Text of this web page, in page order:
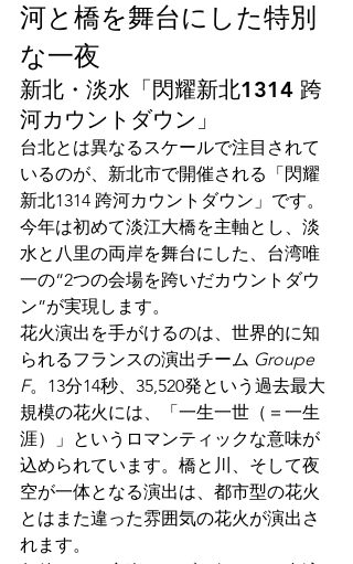
河と橋を舞台にした特別
な一夜
新北・淡水「閃耀新北1314 跨
河カウントダウン」
台北とは異なるスケールで注目されて
いるのが、新北市で開催される「閃耀
新北1314 跨河カウントダウン」です。
今年は初めて淡江大橋を主軸とし、淡
水と八里の両岸を舞台にした、台湾唯
一の“2つの会場を跨いだカウントダウ
ン”が実現します。
花火演出を手がけるのは、世界的に知
られるフランスの演出チーム Groupe
F。13分14秒、35,520発という過去最大
規模の花火には、「一生一世（＝一生
涯）」というロマンティックな意味が
込められています。橋と川、そして夜
空が一体となる演出は、都市型の花火
とはまた違った雰囲気の花火が演出さ
れます。